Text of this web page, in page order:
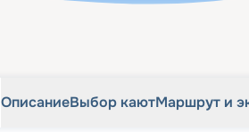
ОписаниеВыбор каютМаршрут и